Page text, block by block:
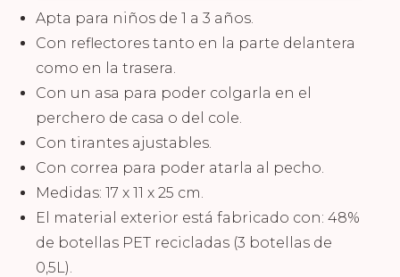
Apta para niños de 1 a 3 años.
Con reflectores tanto en la parte delantera
como en la trasera.
Con un asa para poder colgarla en el
perchero de casa o del cole.
Con tirantes ajustables.
Con correa para poder atarla al pecho.
Medidas: 17 x 11 x 25 cm.
El material exterior está fabricado con: 48%
de botellas PET recicladas (3 botellas de
0,5L).